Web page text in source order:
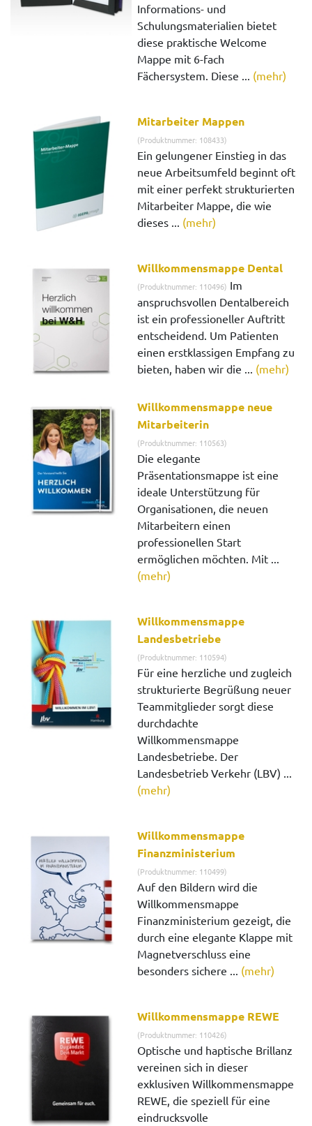
Informations- und
Schulungsmaterialien bietet
diese praktische Welcome
Mappe mit 6-fach
Fächersystem. Diese ... (mehr)
Mitarbeiter Mappen
(Produktnummer: 108433)
Ein gelungener Einstieg in das
neue Arbeitsumfeld beginnt oft
mit einer perfekt strukturierten
Mitarbeiter Mappe, die wie
dieses ... (mehr)
Willkommensmappe Dental
(Produktnummer: 110496) Im
anspruchsvollen Dentalbereich
ist ein professioneller Auftritt
entscheidend. Um Patienten
einen erstklassigen Empfang zu
bieten, haben wir die ... (mehr)
Willkommensmappe neue
Mitarbeiterin
(Produktnummer: 110563)
Die elegante
Präsentationsmappe ist eine
ideale Unterstützung für
Organisationen, die neuen
Mitarbeitern einen
professionellen Start
ermöglichen möchten. Mit ...
(mehr)
Willkommensmappe
Landesbetriebe
(Produktnummer: 110594)
Für eine herzliche und zugleich
strukturierte Begrüßung neuer
Teammitglieder sorgt diese
durchdachte
Willkommensmappe
Landesbetriebe. Der
Landesbetrieb Verkehr (LBV) ...
(mehr)
Willkommensmappe
Finanzministerium
(Produktnummer: 110499)
Auf den Bildern wird die
Willkommensmappe
Finanzministerium gezeigt, die
durch eine elegante Klappe mit
Magnetverschluss eine
besonders sichere ... (mehr)
Willkommensmappe REWE
(Produktnummer: 110426)
Optische und haptische Brillanz
vereinen sich in dieser
exklusiven Willkommensmappe
REWE, die speziell für eine
eindrucksvolle